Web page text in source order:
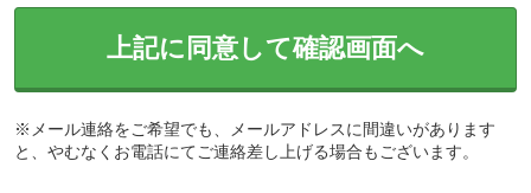
上記に同意して確認画面へ
※メール連絡をご希望でも、メールアドレスに間違いがあります
と、やむなくお電話にてご連絡差し上げる場合もございます。